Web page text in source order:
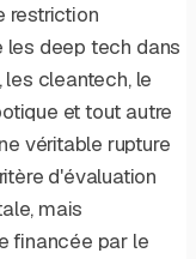
restriction
deep tech dans
les cleantech, le
et tout autre
véritable rupture
d'évaluation
mais
financée par le